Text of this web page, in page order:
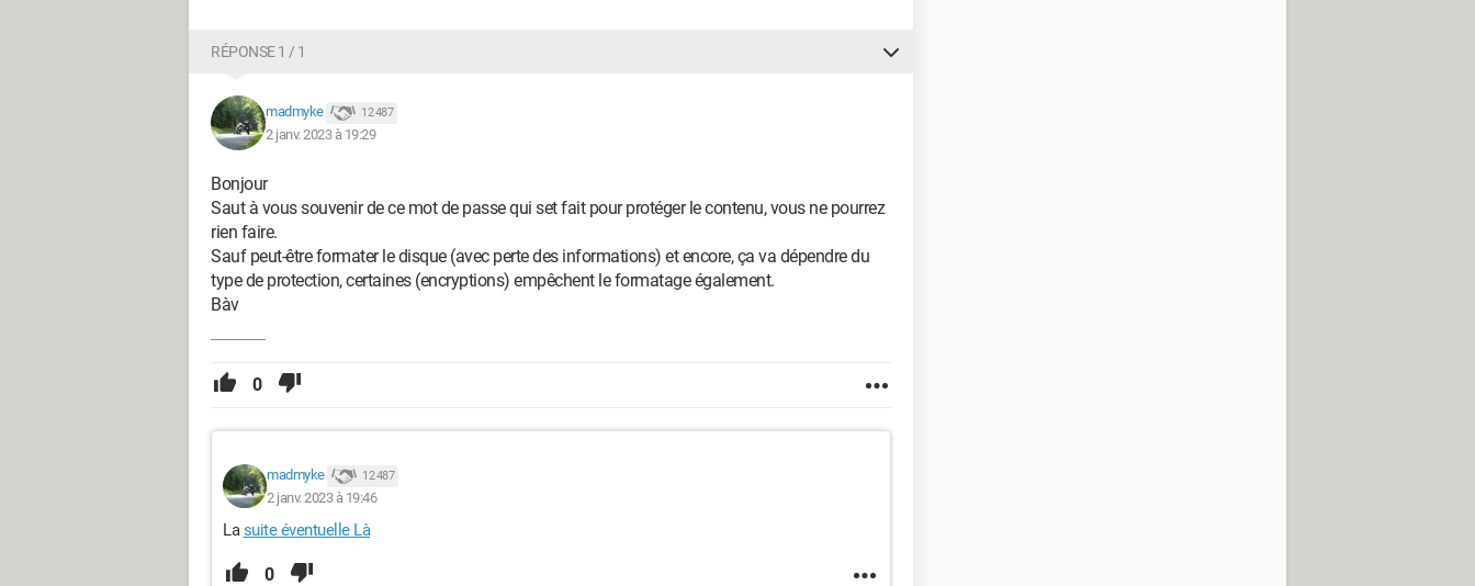
RÉPONSE 1 / 1
madmyke 12 487
2 janv. 2023 à 19:29
Bonjour
Saut à vous souvenir de ce mot de passe qui set fait pour protéger le contenu, vous ne pourrez
rien faire.
Sauf peut-être formater le disque (avec perte des informations) et encore, ça va dépendre du
type de protection, certaines (encryptions) empêchent le formatage également.
Bàv
0
madmyke 12 487
2 janv. 2023 à 19:46
Lasuite éventuelle Là
0